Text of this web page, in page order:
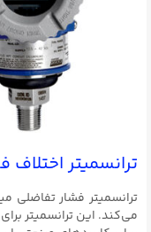
ترانسمیتر اختلاف
ترانسمیتر فشار تفاضلی
می‌کند. این ترانسمیتر